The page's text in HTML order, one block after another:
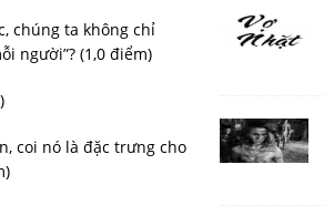
chúng ta không chỉ
người”? (1,0 điểm)
coi nó là đặc trưng cho